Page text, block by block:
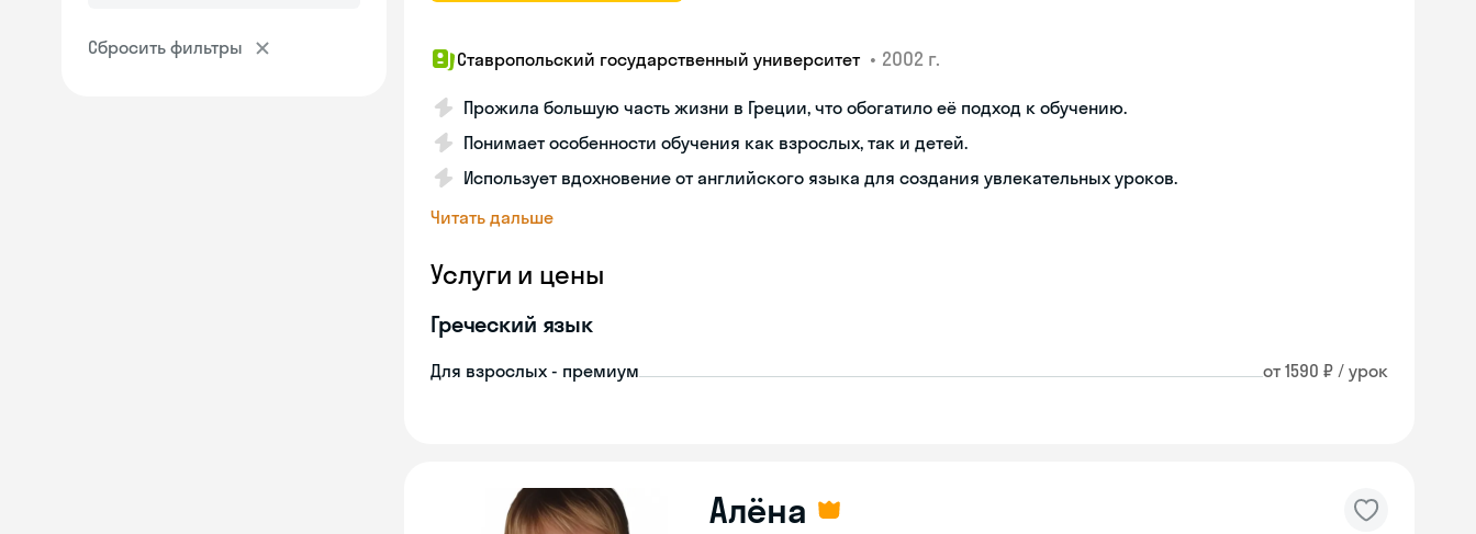
Сбросить фильтры
Ставропольский государственный университет • 2002 г.
Прожила большую часть жизни в Греции, что обогатило её подход к обучению.
Понимает особенности обучения как взрослых, так и детей.
Использует вдохновение от английского языка для создания увлекательных уроков.
Читать дальше
Услуги и цены
Греческий язык
Для взрослых - премиум от 1590 ₽ / урок
Алёна